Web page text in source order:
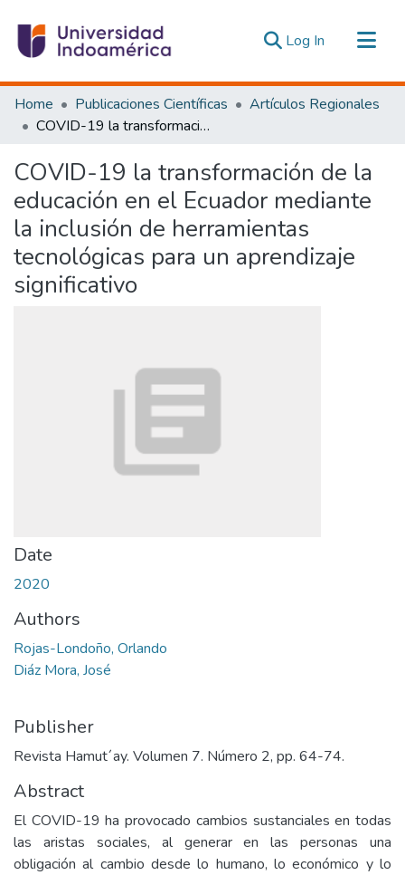
Log In (current)
Communities & Collections
All of DSpace
Estadísticas Externas
Home Publicaciones Científicas
Artículos Regionales
COVID-19 la transformación de la educación en el Ecuador mediante la inclusión de herramientas tecnológicas para un aprendizaje significativo
COVID-19 la transformación de la
educación en el Ecuador mediante
la inclusión de herramientas
tecnológicas para un aprendizaje
significativo
Date
2020
Authors
Rojas-Londoño, Orlando
Diáz Mora, José
Publisher
Revista Hamut´ay. Volumen 7. Número 2, pp. 64-74.
Abstract
El COVID-19 ha provocado cambios sustanciales en todas
las aristas sociales, al generar en las personas una
obligación al cambio desde lo humano, lo económico y lo